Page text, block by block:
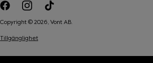
Copyright © 2026, Vont AB.
Tillgänglighet